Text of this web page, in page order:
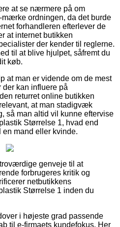
at se nærmere på om
ordningen, da det burde
forhandleren efterlever de
at internet butikken
der kender til reglerne.
til at blive hjulpet, såfremt du
køb.
at man er vidende om de mest
kan influere på
returret online butikken
at man stadigvæk
så man altid vil kunne eftervise
Størrelse 1, hvad end
en mand eller kvinde.
genveje til at
forbrugeres kritik og
netbutikkens
Størrelse 1 inden du
i højeste grad passende
til e-firmaets kundefokus. Her